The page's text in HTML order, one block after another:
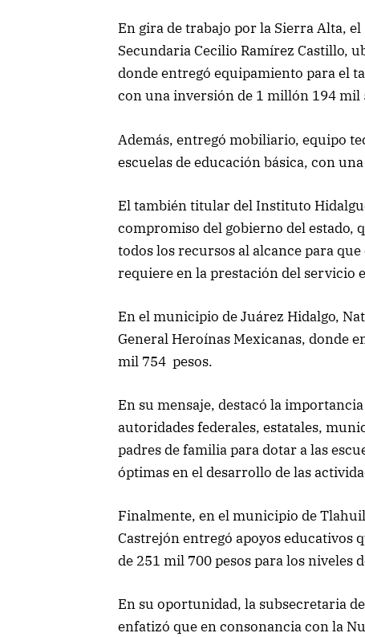
En gira de trabajo por la Sierra Alta,
Secundaria Cecilio Ramírez Castillo,
donde entregó equipamiento para el
con una inversión de 1 millón 194 mil
Además, entregó mobiliario, equipo
escuelas de educación básica, con
El también titular del Instituto
compromiso del gobierno del estado,
todos los recursos al alcance para
requiere en la prestación del servicio
En el municipio de Juárez Hidalgo,
General Heroínas Mexicanas, donde
mil 754 pesos.
En su mensaje, destacó la
autoridades federales, estatales,
padres de familia para dotar a las
óptimas en el desarrollo de las
Finalmente, en el municipio de
Castrejón entregó apoyos educativos
de 251 mil 700 pesos para los niveles
En su oportunidad, la subsecretaria
enfatizó que en consonancia con la